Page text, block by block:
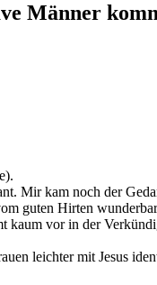
Männer
Mir kam noch der
guten Hirten
kaum vor in der
leichter mit Jesus